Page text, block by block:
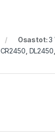
Osastot:3
CR2450 DL2450